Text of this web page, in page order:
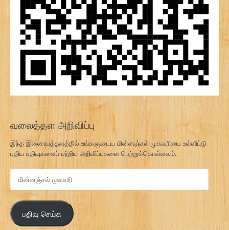
வலைத்தள அறிவிப்பு
இந்த இணையத்தளத்தில் உங்களுடைய மின்னஞ்சல் முகவரியை உள்ளிட்டு
புதிய பதிவுகளைப் பற்றிய அறிவிப்புகளை பெற்றுக்கொள்ளவும்.
ன
ஞ்
ச
ல்
பதிவு செய்க